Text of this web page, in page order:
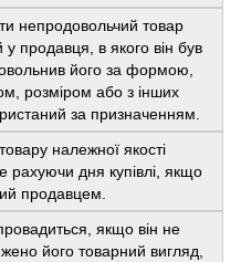
непродовольчий товар
у продавця, в якого він був
його за формою,
розміром або з інших
за призначенням.
належної якості
рахуючи дня купівлі, якщо
продавцем.
якщо він не
його товарний вигляд,